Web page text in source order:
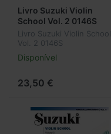
Livro Suzuki Violin
School Vol. 2 0146S
Livro Suzuki Violin School
Vol. 2 0146S
Disponível
23,50 €